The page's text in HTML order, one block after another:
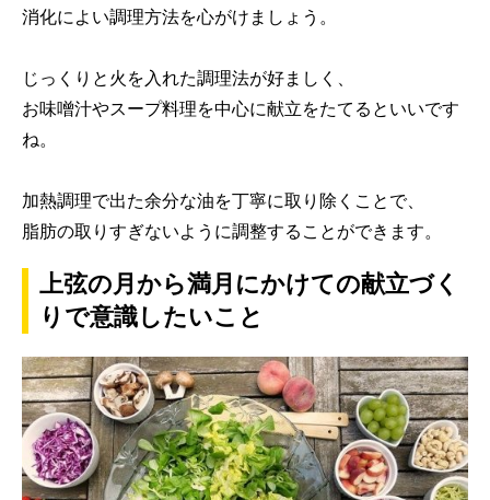
消化によい調理方法を心がけましょう。
じっくりと火を入れた調理法が好ましく、
お味噌汁やスープ料理を中心に献立をたてるといいです
ね。
加熱調理で出た余分な油を丁寧に取り除くことで、
脂肪の取りすぎないように調整することができます。
上弦の月から満月にかけての献立づく
りで意識したいこと